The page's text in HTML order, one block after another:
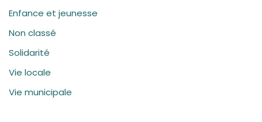
Enfance et jeunesse
Non classé
Solidarité
Vie locale
Vie municipale